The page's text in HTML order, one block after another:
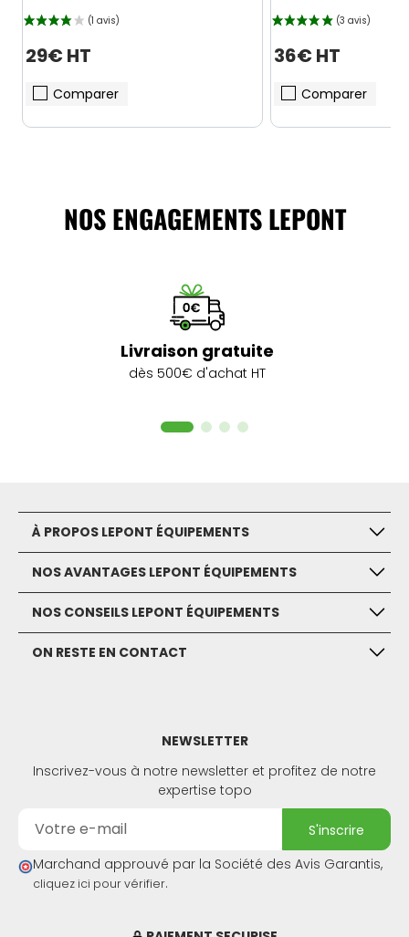
29€ HT
Comparer
36€ HT
Comparer
NOS ENGAGEMENTS LEPONT
Livraison gratuite
dès 500€ d'achat HT
À PROPOS LEPONT ÉQUIPEMENTS
NOS AVANTAGES LEPONT ÉQUIPEMENTS
NOS CONSEILS LEPONT ÉQUIPEMENTS
ON RESTE EN CONTACT
NEWSLETTER
Inscrivez-vous à notre newsletter et profitez de notre
expertise topo
s'inscrire
Marchand approuvé par la Société des Avis Garantis,
cliquez ici pour vérifier.